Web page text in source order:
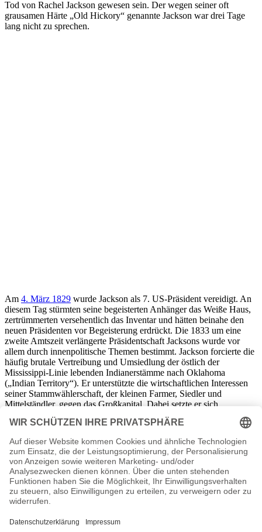
Tod von Rachel Jackson gewesen sein. Der wegen seiner oft
grausamen Härte „Old Hickory“ genannte Jackson war drei Tage
lang nicht zu sprechen.
Am 4. März 1829 wurde Jackson als 7. US-Präsident vereidigt. An
diesem Tag stürmten seine begeisterten Anhänger das Weiße Haus,
zertrümmerten versehentlich das Inventar und hätten beinahe den
neuen Präsidenten vor Begeisterung erdrückt. Die 1833 um eine
zweite Amtszeit verlängerte Präsidentschaft Jacksons wurde vor
allem durch innenpolitische Themen bestimmt. Jackson forcierte die
häufig brutale Vertreibung und Umsiedlung der östlich der
Mississippi-Linie lebenden Indianerstämme nach Oklahoma
(„Indian Territory“). Er unterstützte die wirtschaftlichen Interessen
seiner Stammwählerschaft, der kleinen Farmer, Siedler und
Mittelständler, gegen das Großkapital. Dabei setzte er sich
erfolgreich gegen das Weiterbestehen der „Second Bank of the
United States“ ein, die vor allem für die Geschäfte der etablierten
Jacksons Rolle auch in der „Nullifikationskrise“ 1832/33. Energisch
und trickreich konterte er den Versuch South Carolinas, sich im
Zusammenhang mit einem Streit um Bundeszollgesetze das
prinzipielle Recht, aus der Union austreten zu dürfen, anzumaßen.
1835 überstand Jackson ein Pistolen-Attentat unverletzt.
Außenpolitisch war Jackson 1836 durch die
gefordert. Nach anfänglichem Zögern erkannte er die bereits vom